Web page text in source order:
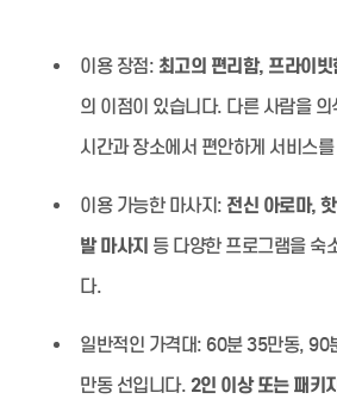
이용 장점: 최고의 편리함, 프라이
의 이점이 있습니다. 다른 사람을
시간과 장소에서 편안하게 서비스
이용 가능한 마사지: 전신 아로마,
발 마사지 등 다양한 프로그램을 숙
다.
일반적인 가격대: 60분 35만동, 90
만동 선입니다. 2인 이상 또는 패키